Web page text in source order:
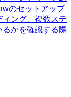
のセットアップ
ング、複数ステ
るかを確認する際